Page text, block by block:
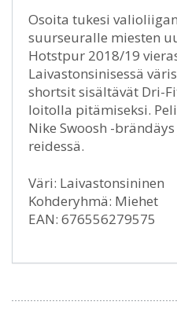
Osoita tukesi
suurseuralle miesten
Hotstpur 2018/19
Laivastonsinisessä
shortsit sisältävät Dri-
loitolla pitämiseksi.
Nike Swoosh -
reidessä.
Väri: Laivastonsininen
Kohderyhmä: Miehet
EAN: 676556279575